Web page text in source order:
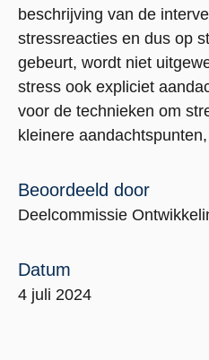
beschrijving van de
stressreacties en dus op
gebeurt, wordt niet
stress ook expliciet
voor de technieken om
kleinere
Beoordeeld door
Deelcommissie
Datum
4 juli 2024